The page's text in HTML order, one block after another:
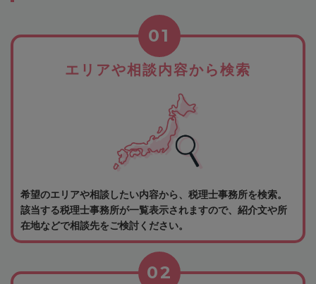
エリアや相談内容から検索
01
希望のエリアや相談したい内容から、税理士事務所を検索。
該当する税理士事務所が一覧表示されますので、紹介文や所
在地などで相談先をご検討ください。
02